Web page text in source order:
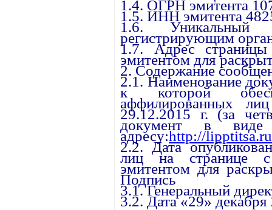
1.4. ОГРН эмитента
1.5. ИНН эмитента
1.6. Уникальный
регистрирующим
1.7. Адрес страницы
эмитентом для
2. Содержание
2.1. Наименование
к которой
аффилированных
29.12.2015 г. (за
документ в
адресу:http://
2.2. Дата
лиц на странице с
эмитентом для
Подпись
3.1. Генеральный
3.2. Дата «29» декабря